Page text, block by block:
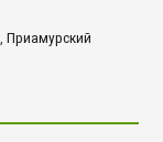
Приамурский